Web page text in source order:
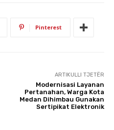
Pinterest
ARTIKULLI TJETËR
Modernisasi Layanan
Pertanahan, Warga Kota
Medan Dihimbau Gunakan
Sertipikat Elektronik